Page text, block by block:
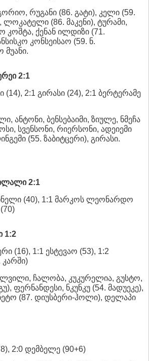
რუგანი (86. გატი), კელი (59.
(86. მაკენი), ტურამი,
კოშტა, ქენან ილდიზი (71.
კონსეისაო (59. ნ.
2:1
(14), 2:1 გირასი (24), 2:1 ბერტერამე
ანტონი, ბენსებაიმი, ზიულე, ნმეჩა
სვენსონი, რიერსონი, ადეიემი
(55. ზაბიტცერი), გირასი.
2:1
(40), 1:1 მარკოს ლეონარდო
1:2
(16), 1:1 ესტევაო (53), 1:2
კარში)
ჩალობა, კუკურელია, გუსტო,
ფერნანდესი, ნკუნკუ (54. მადუეკე),
(87. დიუსბერი-ჰოლი), დელაპი
2:0 დემბელე (90+6)